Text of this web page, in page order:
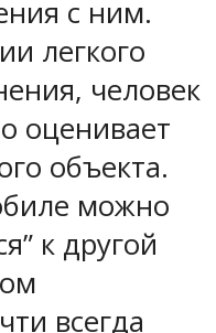
с ним.
легкого
человек
оценивает
объекта.
можно
к другой
всегда